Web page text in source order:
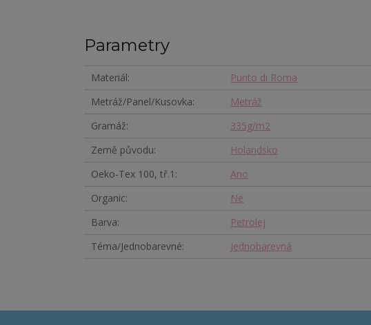
Parametry
Materiál
Punto di Roma
Metráž/Panel/Kusovka
Metráž
Gramáž
335g/m2
Země původu
Holandsko
Oeko-Tex 100, tř.1
Ano
Organic
Ne
Barva
Petrolej
Téma/Jednobarevné
Jednobarevná